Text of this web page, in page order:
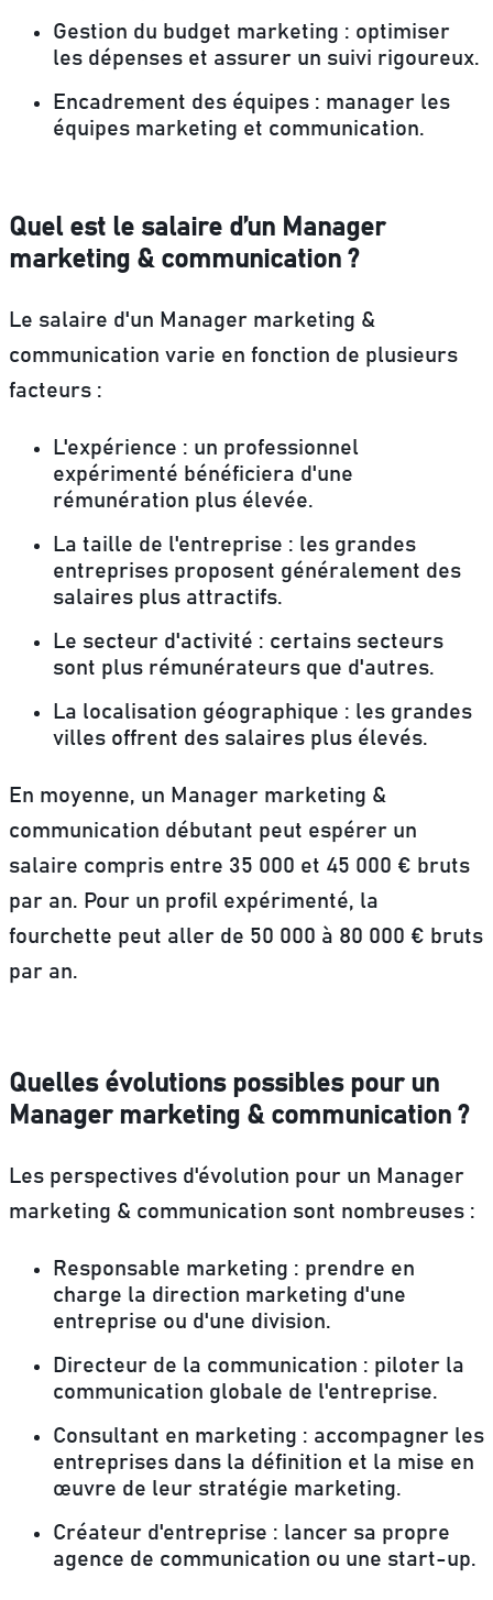
Gestion du budget marketing : optimiser
les dépenses et assurer un suivi rigoureux.
Encadrement des équipes : manager les
équipes marketing et communication.
Quel est le salaire d’un Manager
marketing & communication ?
Le salaire d'un Manager marketing &
communication varie en fonction de plusieurs
facteurs :
L'expérience : un professionnel
expérimenté bénéficiera d'une
rémunération plus élevée.
La taille de l'entreprise : les grandes
entreprises proposent généralement des
salaires plus attractifs.
Le secteur d'activité : certains secteurs
sont plus rémunérateurs que d'autres.
La localisation géographique : les grandes
villes offrent des salaires plus élevés.
En moyenne, un Manager marketing &
communication débutant peut espérer un
salaire compris entre 35 000 et 45 000 € bruts
par an. Pour un profil expérimenté, la
fourchette peut aller de 50 000 à 80 000 € bruts
par an.
Quelles évolutions possibles pour un
Manager marketing & communication ?
Les perspectives d'évolution pour un Manager
marketing & communication sont nombreuses :
Responsable marketing : prendre en
charge la direction marketing d'une
entreprise ou d'une division.
Directeur de la communication : piloter la
communication globale de l'entreprise.
Consultant en marketing : accompagner les
entreprises dans la définition et la mise en
œuvre de leur stratégie marketing.
Créateur d'entreprise : lancer sa propre
agence de communication ou une start-up.